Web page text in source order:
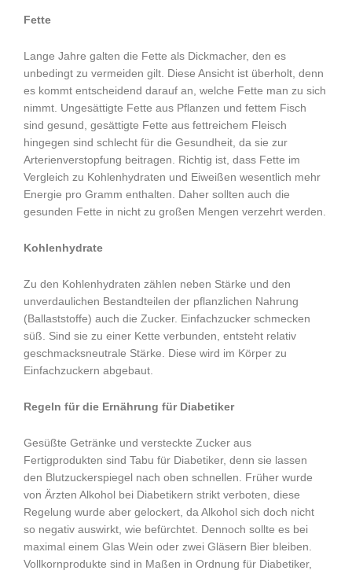
Fette
Lange Jahre galten die Fette als Dickmacher, den es
unbedingt zu vermeiden gilt. Diese Ansicht ist überholt, denn
es kommt entscheidend darauf an, welche Fette man zu sich
nimmt. Ungesättigte Fette aus Pflanzen und fettem Fisch
sind gesund, gesättigte Fette aus fettreichem Fleisch
hingegen sind schlecht für die Gesundheit, da sie zur
Arterienverstopfung beitragen. Richtig ist, dass Fette im
Vergleich zu Kohlenhydraten und Eiweißen wesentlich mehr
Energie pro Gramm enthalten. Daher sollten auch die
gesunden Fette in nicht zu großen Mengen verzehrt werden.
Kohlenhydrate
Zu den Kohlenhydraten zählen neben Stärke und den
unverdaulichen Bestandteilen der pflanzlichen Nahrung
(Ballaststoffe) auch die Zucker. Einfachzucker schmecken
süß. Sind sie zu einer Kette verbunden, entsteht relativ
geschmacksneutrale Stärke. Diese wird im Körper zu
Einfachzuckern abgebaut.
Regeln für die Ernährung für Diabetiker
Gesüßte Getränke und versteckte Zucker aus
Fertigprodukten sind Tabu für Diabetiker, denn sie lassen
den Blutzuckerspiegel nach oben schnellen. Früher wurde
von Ärzten Alkohol bei Diabetikern strikt verboten, diese
Regelung wurde aber gelockert, da Alkohol sich doch nicht
so negativ auswirkt, wie befürchtet. Dennoch sollte es bei
maximal einem Glas Wein oder zwei Gläsern Bier bleiben.
Vollkornprodukte sind in Maßen in Ordnung für Diabetiker,